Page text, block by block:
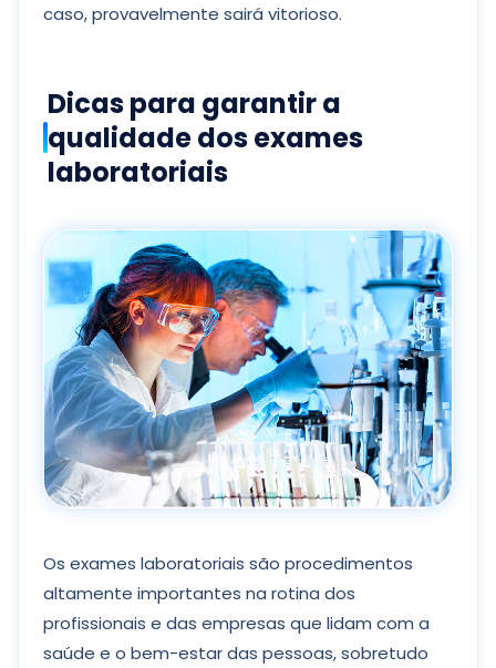
caso, provavelmente sairá vitorioso.
Dicas para garantir a
qualidade dos exames
laboratoriais
Os exames laboratoriais são procedimentos
altamente importantes na rotina dos
profissionais e das empresas que lidam com a
saúde e o bem-estar das pessoas, sobretudo